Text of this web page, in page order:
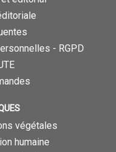
- RGPD
végétales
humaine